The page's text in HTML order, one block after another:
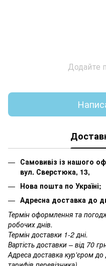
Додайте
Самовивіз із нашого
вул. Сверстюка, 13,
Нова пошта по Україні;
Адресна доставка до
Термін оформлення та
робочих днів.
Термін доставки 1-2 дні.
Вартість доставки – від 70
Адреса доставка кур'єром до